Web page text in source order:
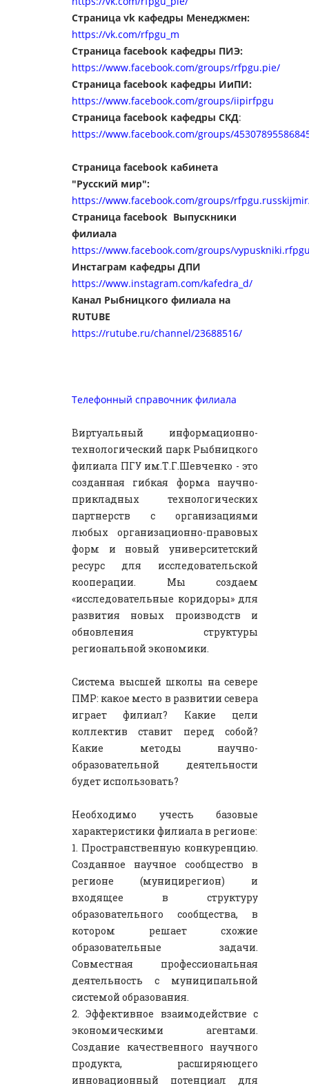
Страница vk кафедры Менеджмен:
https://vk.com/rfpgu_ m
Страница facebook кафедры ПИЭ:
https://www.facebook.com/groups/rfpgu.pie/
Страница facebook кафедры ИиПИ:
https://www.facebook.com/groups/iipirfpgu
Страница facebook кафедры СКД:
https://www.facebook.com/groups/
Страница facebook кабинета
"Русский мир":
https://www.facebook.com/groups/
Страница facebook Выпускники
филиала
https://www.facebook.com/groups/
Инстаграм кафедры ДПИ
https://www.instagram.com/kafedra_d/
Канал Рыбницкого филиала на
RUTUBE
https://rutube.ru/channel/23688516/
Телефонный справочник филиала
Виртуальный информационно-
технологический парк Рыбницкого
филиала ПГУ им.Т.Г.Шевченко - это
созданная гибкая форма научно-
прикладных технологических
партнерств с организациями
любых организационно-правовых
форм и новый университетский
ресурс для исследовательской
кооперации. Мы создаем
«исследовательные коридоры» для
развития новых производств и
обновления структуры
региональной экономики.
Система высшей школы на севере
ПМР: какое место в развитии севера
играет филиал? Какие цели
коллектив ставит перед собой?
Какие методы научно-
образовательной деятельности
будет использовать?
Необходимо учесть базовые
характеристики филиала в регионе:
1. Пространственную конкуренцию.
Созданное научное сообщество в
регионе (муницирегион) и
входящее в структуру
образовательного сообщества, в
котором решает схожие
образовательные задачи.
Совместная профессиональная
деятельность с муниципальной
системой образования.
2. Эффективное взаимодействие с
экономическими агентами.
Создание качественного научного
продукта, расширяющего
инновационный потенциал для